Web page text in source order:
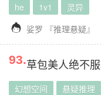
he 1v1 灵异
 娑罗 『推理悬疑』
93.草包美人绝不服
幻想空间 悬疑推理